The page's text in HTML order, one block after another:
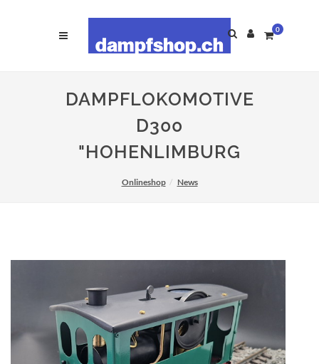
0
DAMPFLOKOMOTIVE
D300
"HOHENLIMBURG
Onlineshop News